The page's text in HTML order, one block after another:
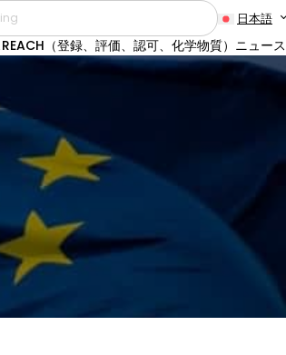
日本語
REACH（登録、評価、認可、化学物質） ニュース